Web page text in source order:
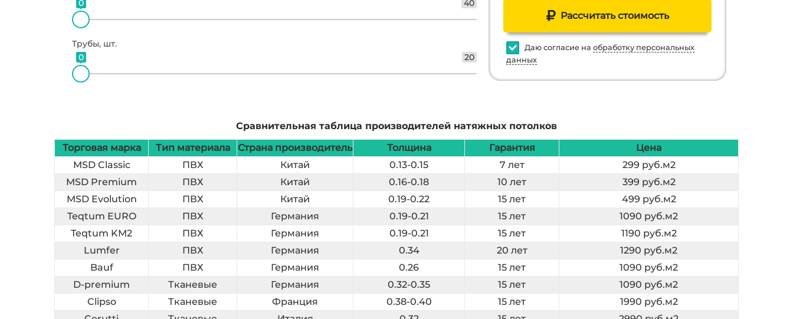
40
0
Трубы, шт.
20
0
Рассчитать стоимость
Даю согласие на обработку персональных
данных
Сравнительная таблица производителей натяжных потолков
Торговая марка
Тип материала Страна производитель Толщина Гарантия
Цена
MSD Classic
ПВХ Китай 0.13-0.15 7 лет
299 руб.м2
MSD Premium
ПВХ Китай 0.16-0.18 10 лет
399 руб.м2
MSD Evolution
ПВХ Китай 0.19-0.22 15 лет
499 руб.м2
Teqtum EURO
ПВХ Германия 0.19-0.21 15 лет
1090 руб.м2
Teqtum KM2
ПВХ Германия 0.19-0.21 15 лет
1190 руб.м2
Lumfer
ПВХ Германия 0.34 20 лет
1290 руб.м2
Bauf
ПВХ Германия 0.26 15 лет
1090 руб.м2
D-premium
Тканевые Германия 0.32-0.35 15 лет
1090 руб.м2
Clipso
Тканевые Франция 0.38-0.40 15 лет
1990 руб.м2